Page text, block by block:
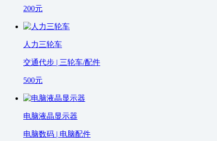
200元
人力三轮车
交通代步 | 三轮车/配件
500元
电脑液晶显示器
电脑数码 | 电脑配件